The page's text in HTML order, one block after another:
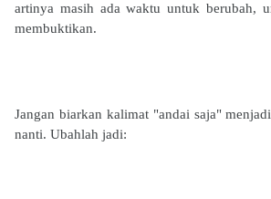
artinya masih ada waktu untuk berubah,
membuktikan.
Jangan biarkan kalimat "andai saja"
nanti. Ubahlah jadi: